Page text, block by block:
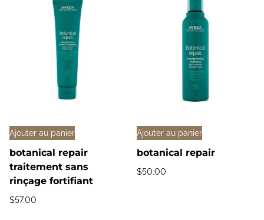
Ajouter au panier
botanical repair
traitement sans
rinçage fortifiant
$57.00
Ajouter au panier
botanical repair
$50.00